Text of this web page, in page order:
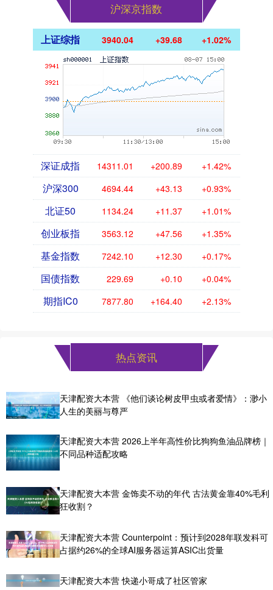
沪深京指数
上证综指 3940.04 +39.68 +1.02%
深证成指 14311.01 +200.89 +1.42%
沪深300 4694.44 +43.13 +0.93%
北证50 1134.24 +11.37 +1.01%
创业板指 3563.12 +47.56 +1.35%
基金指数 7242.10 +12.30 +0.17%
国债指数 229.69 +0.10 +0.04%
期指IC0 7877.80 +164.40 +2.13%
热点资讯
天津配资大本营 《他们谈论树皮甲虫或者爱情》：渺小
人生的美丽与尊严
天津配资大本营 2026上半年高性价比狗狗鱼油品牌榜｜
不同品种适配攻略
天津配资大本营 金饰卖不动的年代 古法黄金靠40%毛利
狂收割？
天津配资大本营 Counterpoint：预计到2028年联发科可
占据约26%的全球AI服务器运算ASIC出货量
天津配资大本营 快递小哥成了社区管家